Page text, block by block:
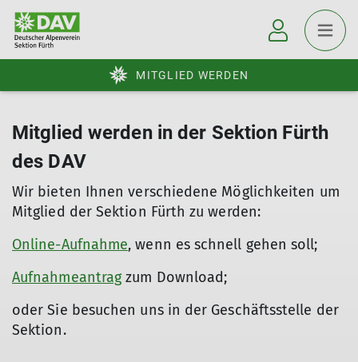
MITGLIED WERDEN
Mitglied werden in der Sektion Fürth
des DAV
Wir bieten Ihnen verschiedene Möglichkeiten um
Mitglied der Sektion Fürth zu werden:
Online-Aufnahme, wenn es schnell gehen soll;
Aufnahmeantragzum Download;
oder Sie besuchen uns in der Geschäftsstelle der
Sektion.